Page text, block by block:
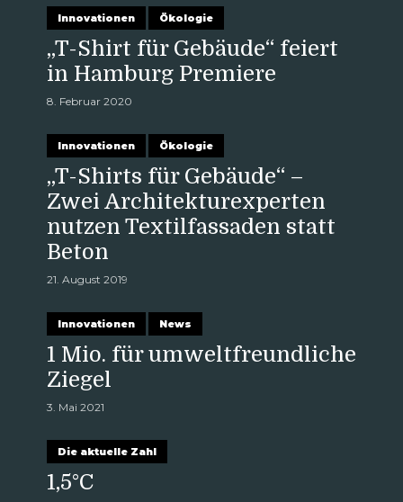
Innovationen Ökologie
„T-Shirt für Gebäude“ feiert
in Hamburg Premiere
8. Februar 2020
Innovationen Ökologie
„T-Shirts für Gebäude“ –
Zwei Architekturexperten
nutzen Textilfassaden statt
Beton
21. August 2019
Innovationen News
1 Mio. für umweltfreundliche
Ziegel
3. Mai 2021
Die aktuelle Zahl
1,5°C